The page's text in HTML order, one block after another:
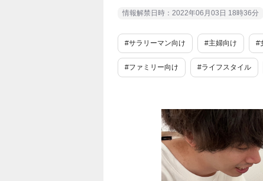
情報解禁日時：2022年06月03日 18時36分
#サラリーマン向け #主婦向け #
#ファミリー向け #ライフスタイル